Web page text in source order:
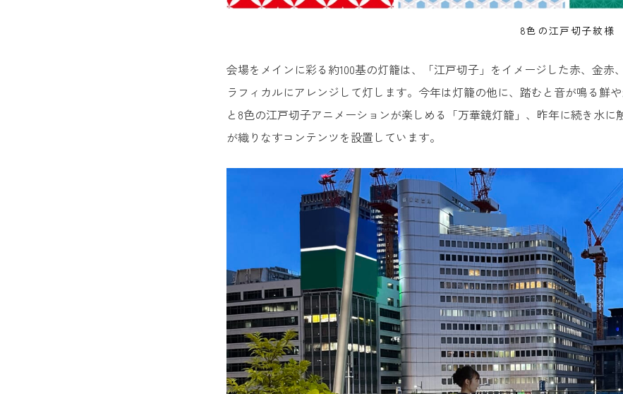
8色の江戸切子紋様
会場をメインに彩る約100基の灯籠は、「江戸切子」をイメージした赤、金
ラフィカルにアレンジして灯します。今年は灯籠の他に、踏むと音が鳴る鮮
と8色の江戸切子アニメーションが楽しめる「万華鏡灯籠」、昨年に続き水
が織りなすコンテンツを設置しています。